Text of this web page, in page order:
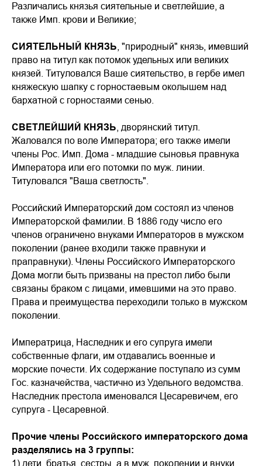
Различались князья сиятельные и светлейшие, а
также Имп. крови и Великие;
СИЯТЕЛЬНЫЙ КНЯЗЬ , "природный" князь, имевший
право на титул как потомок удельных или великих
князей. Титуловался Ваше сиятельство, в гербе имел
княжескую шапку с горностаевым околышем над
бархатной с горностаями сенью.
СВЕТЛЕЙШИЙ КНЯЗЬ , дворянский титул.
Жаловался по воле Императора; его также имели
члены Рос. Имп. Дома - младшие сыновья правнука
Императора или его потомки по муж. линии.
Титуловался "Ваша светлость".
Российский Императорский дом состоял из членов
Императорской фамилии. В 1886 году число его
членов ограничено внуками Императоров в мужском
поколении (ранее входили также правнуки и
праправнуки). Члены Российского Императорского
Дома могли быть призваны на престол либо были
связаны браком с лицами, имевшими на это право.
Права и преимущества переходили только в мужском
поколении.
Императрица, Наследник и его супруга имели
собственные флаги, им отдавались военные и
морские почести. Их содержание поступало из сумм
Гос. казначейства, частично из Удельного ведомства.
Наследник престола именовался Цесаревичем, его
супруга - Цесаревной.
Прочие члены Российского императорского дома
разделялись на 3 группы:
1) дети, братья, сестры, а в муж. поколении и внуки